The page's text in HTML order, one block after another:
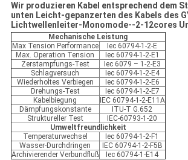
Wir produzieren Kabel entsprechend dem
unten Leicht-gepanzerten des Kabels des
Lichtwellenleiter-Monomode--2-12cores
Mechanische Leistung
Max Tension Performance
Iec 60794-1-2-E
Max. Operation Tension
Iec 60794-1-2-E1
Zerstampfungs-Test
Iec 6079 – 1-2-E3
Schlagversuch
Iec 60794-1-2-E4
Wiederholtes Verbiegen
Iec 60794-1-2-E6
Drehungs-Test
Iec 60794-1-2-E7
Kabelbiegung
IEC 60794-1-2-E11A
Dämpfungskonstante
ITU-T G.652
Struktureller Test
IEC-60793-1-20
Umweltfreundlichkeit
Temperaturwechsel
Iec 60794-1-2-F1
Wasser-Durchdringen
IEC 60794-1-2-F5B
Archivierender Verbundfluß
Iec 60794-1-E14